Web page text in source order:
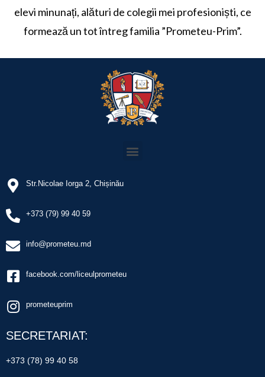
elevi minunați, alături de colegii mei profesioniști, ce
formează un tot întreg familia ”Prometeu-Prim”.
Str.Nicolae Iorga 2, Chișinău
+373 (79) 99 40 59
info@prometeu.md
facebook.com/liceulprometeu
prometeuprim
SECRETARIAT:
+373 (78) 99 40 58